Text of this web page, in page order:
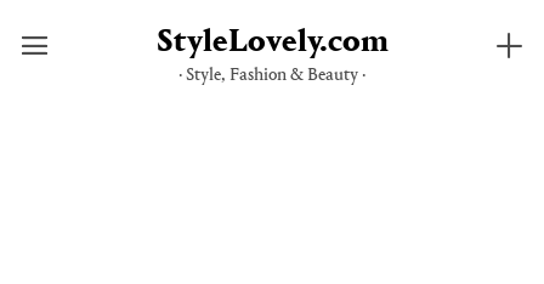
StyleLovely.com
· Style, Fashion & Beauty ·